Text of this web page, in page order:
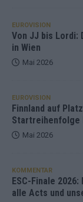
EUROVISION
Von JJ bis Lordi:
in Wien
Mai 2026
EUROVISION
Finnland auf
Startreihenfolge
Mai 2026
KOMMENTAR
ESC-Finale
alle Acts und